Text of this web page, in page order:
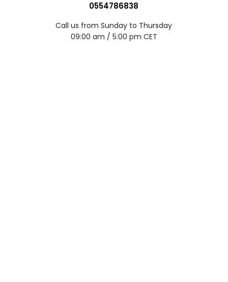
0554786838
Call us from Sunday to Thursday
09:00 am / 5:00 pm CET